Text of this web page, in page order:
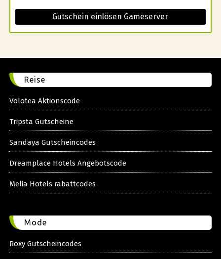
Gutschein einlösen Gameserver
Reise
Volotea Aktionscode
Tripsta Gutscheine
Sandaya Gutscheincodes
Dreamplace Hotels Angebotscode
Melia Hotels rabattcodes
Mode
Roxy Gutscheincodes